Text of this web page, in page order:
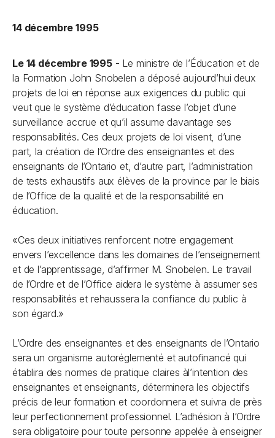
14 décembre 1995
Le 14 décembre 1995- Le ministre de l’Éducation et de
la Formation John Snobelen a déposé aujourd’hui deux
projets de loi en réponse aux exigences du public qui
veut que le système d’éducation fasse l’objet d’une
surveillance accrue et qu’il assume davantage ses
responsabilités. Ces deux projets de loi visent, d’une
part, la création de l’Ordre des enseignantes et des
enseignants de l’Ontario et, d’autre part, l’administration
de tests exhaustifs aux élèves de la province par le biais
de l’Office de la qualité et de la responsabilité en
éducation.
«Ces deux initiatives renforcent notre engagement
envers l’excellence dans les domaines de l’enseignement
et de l’apprentissage, d’affirmer M. Snobelen. Le travail
de l’Ordre et de l’Office aidera le système à assumer ses
responsabilités et rehaussera la confiance du public à
son égard.»
L’Ordre des enseignantes et des enseignants de l’Ontario
sera un organisme autoréglementé et autofinancé qui
établira des normes de pratique claires àl’intention des
enseignantes et enseignants, déterminera les objectifs
précis de leur formation et coordonnera et suivra de près
leur perfectionnement professionnel. L’adhésion à l’Ordre
sera obligatoire pour toute personne appelée à enseigner